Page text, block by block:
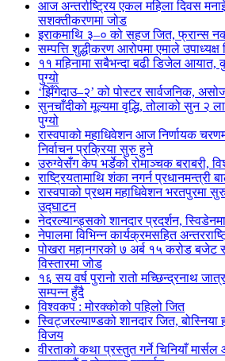
आज अन्तर्राष्ट्रिय एकल महिला दिवस
सशक्तीकरणमा जोड
इराकमाथि ३–० को सहज जित, फ्रान्स
सम्पत्ति शुद्धीकरण आरोपमा एमाले
११ महिनामा सबैभन्दा बढी डिजेल
पुग्यो
‘झिँगेदाउ–२’ को पोस्टर सार्वजनिक,
सुनचाँदीको मूल्यमा वृद्धि, तोलाको सुन २
पुग्यो
रास्वपाको महाधिवेशन आज निर्णायक
निर्वाचन प्रक्रिया सुरु हुने
उरुग्वेसँग केप भर्डेको रोमाञ्चक बराबरी,
राष्ट्रियतामाथि शंका नगर्न प्रधानमन्त्री
रास्वपाको प्रथम महाधिवेशन भरतपुरमा
उद्घाटन
नेदरल्यान्ड्सको शानदार प्रदर्शन,
नेपालमा विभिन्न कार्यक्रमसहित
पोखरा महानगरको ७ अर्ब १५ करोड बजेट
विस्तारमा जोड
१६ सय वर्ष पुरानो रातो मच्छिन्द्रनाथ
सम्पन्न हुँदै
विश्वकप : मोरक्कोको पहिलो जित
स्विट्जरल्याण्डको शानदार जित, बोस्निया
विजय
वीरताको कथा प्रस्तुत गर्ने चिनियाँ